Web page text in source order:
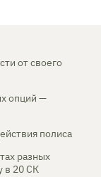
от своего
опций —
полиса
разных
в 20 СК